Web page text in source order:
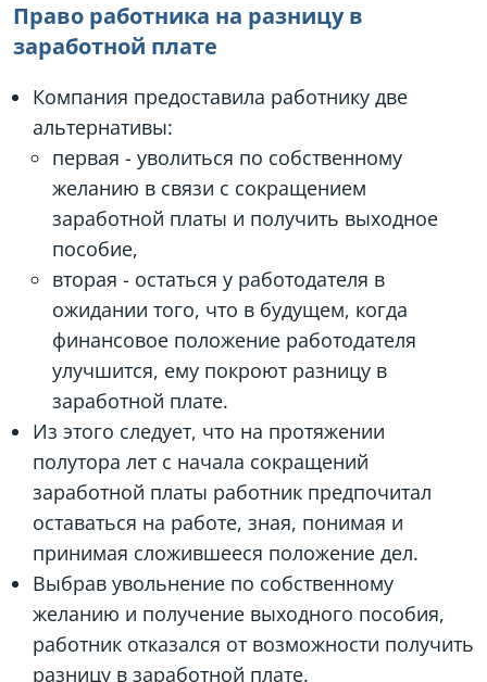
Право работника на разницу в
заработной плате
Компания предоставила работнику две
альтернативы:
первая - уволиться по собственному
желанию в связи с сокращением
заработной платы и получить выходное
пособие,
вторая - остаться у работодателя в
ожидании того, что в будущем, когда
финансовое положение работодателя
улучшится, ему покроют разницу в
заработной плате.
Из этого следует, что на протяжении
полутора лет с начала сокращений
заработной платы работник предпочитал
оставаться на работе, зная, понимая и
принимая сложившееся положение дел.
Выбрав увольнение по собственному
желанию и получение выходного пособия,
работник отказался от возможности получить
разницу в заработной плате.